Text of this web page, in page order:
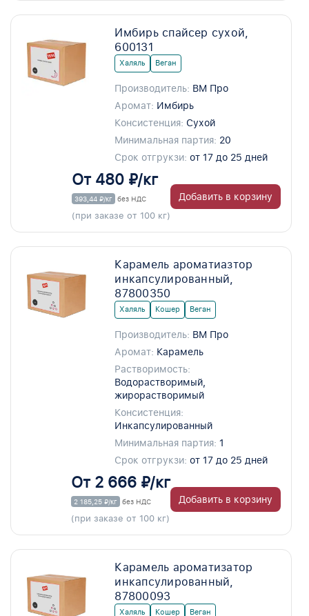
Имбирь спайсер сухой,
600131
Халяль Веган
Производитель: ВМ Про
Аромат: Имбирь
Консистенция: Сухой
Минимальная партия: 20
Срок отгрукзи: от 17 до 25 дней
От 480 ₽/кг
393,44 ₽/кг без НДС
(при заказе от 100 кг)
Добавить в корзину
Карамель ароматиазтор
инкапсулированный,
87800350
Халяль Кошер Веган
Производитель: ВМ Про
Аромат: Карамель
Растворимость:
Водорастворимый,
жирорастворимый
Консистенция:
Инкапсулированный
Минимальная партия: 1
Срок отгрукзи: от 17 до 25 дней
От 2 666 ₽/кг
2 185,25 ₽/кг без НДС
(при заказе от 100 кг)
Добавить в корзину
Карамель ароматизатор
инкапсулированный,
87800093
Халяль Кошер Веган